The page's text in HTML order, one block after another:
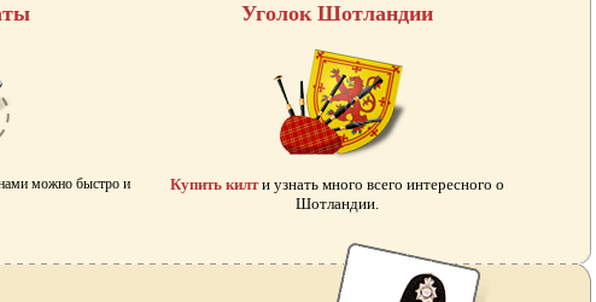
Уголок Шотландии
можно быстро и
Купить килти узнать много всего интересного о
Шотландии.